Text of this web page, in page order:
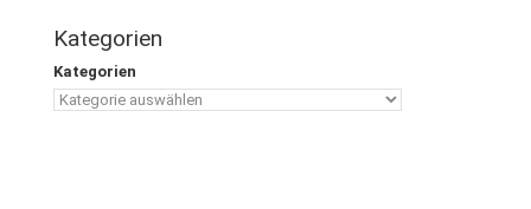
Kategorien
Kategorien